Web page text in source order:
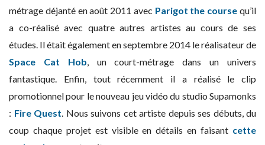
métrage déjanté en août 2011 avec Parigot the course qu’il
a co-réalisé avec quatre autres artistes au cours de ses
études. Il était également en septembre 2014 le réalisateur de
Space Cat Hob, un court-métrage dans un univers
fantastique. Enfin, tout récemment il a réalisé le clip
promotionnel pour le nouveau jeu vidéo du studio Supamonks
: Fire Quest. Nous suivons cet artiste depuis ses débuts, du
coup chaque projet est visible en détails en faisant cette